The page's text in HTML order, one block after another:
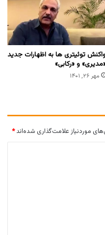
توئیتری ها به اظهارات جدید
و «رکابی»
مهر ۲۶, ۱۴۰۱
موردنیاز علامت‌گذاری شده‌اند*